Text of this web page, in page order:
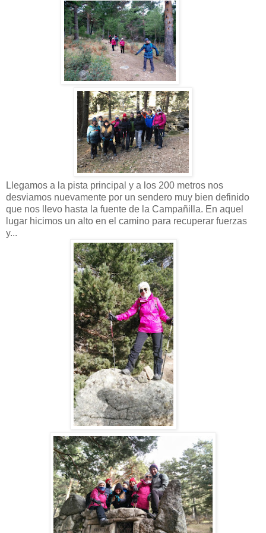
Llegamos a la pista principal y a los 200 metros nos
desviamos nuevamente por un sendero muy bien definido
que nos llevo hasta la fuente de la Campañilla. En aquel
lugar hicimos un alto en el camino para recuperar fuerzas
y...